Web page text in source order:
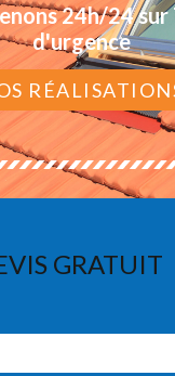
24h/24 sur
d'urgence
GRATUIT